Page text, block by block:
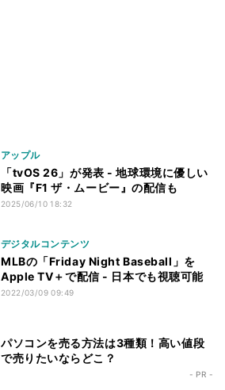
アップル
「tvOS 26」が発表 - 地球環境に優しい
映画『F1 ザ・ムービー』の配信も
2025/06/10 18:32
デジタルコンテンツ
MLBの「Friday Night Baseball」を
Apple TV＋で配信 - 日本でも視聴可能
2022/03/09 09:49
パソコンを売る方法は3種類！高い値段
で売りたいならどこ？
- PR -